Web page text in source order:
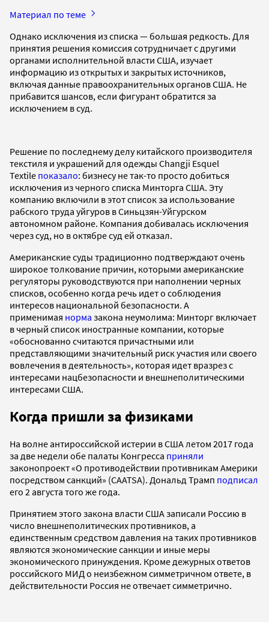
Материал по теме
Однако исключения из списка — большая редкость. Для
принятия решения комиссия сотрудничает с другими
органами исполнительной власти США, изучает
информацию из открытых и закрытых источников,
включая данные правоохранительных органов США. Не
прибавится шансов, если фигурант обратится за
исключением в суд.
Решение по последнему делу китайского производителя
текстиля и украшений для одежды Changji Esquel
Textile показало: бизнесу не так-то просто добиться
исключения из черного списка Минторга США. Эту
компанию включили в этот список за использование
рабского труда уйгуров в Синьцзян-Уйгурском
автономном районе. Компания добивалась исключения
через суд, но в октябре суд ей отказал.
Американские суды традиционно подтверждают очень
широкое толкование причин, которыми американские
регуляторы руководствуются при наполнении черных
списков, особенно когда речь идет о соблюдения
интересов национальной безопасности. А
применимая норма закона неумолима: Минторг включает
в черный список иностранные компании, которые
«обоснованно считаются причастными или
представляющими значительный риск участия или своего
вовлечения в деятельность», которая идет вразрез с
интересами нацбезопасности и внешнеполитическими
интересами США.
Когда пришли за физиками
На волне антироссийской истерии в США летом 2017 года
за две недели обе палаты Конгресса приняли
законопроект «О противодействии противникам Америки
посредством санкций» (CAATSA). Дональд Трамп подписал
его 2 августа того же года.
Принятием этого закона власти США записали Россию в
число внешнеполитических противников, а
единственным средством давления на таких противников
являются экономические санкции и иные меры
экономического принуждения. Кроме дежурных ответов
российского МИД о неизбежном симметричном ответе, в
действительности Россия не отвечает симметрично.